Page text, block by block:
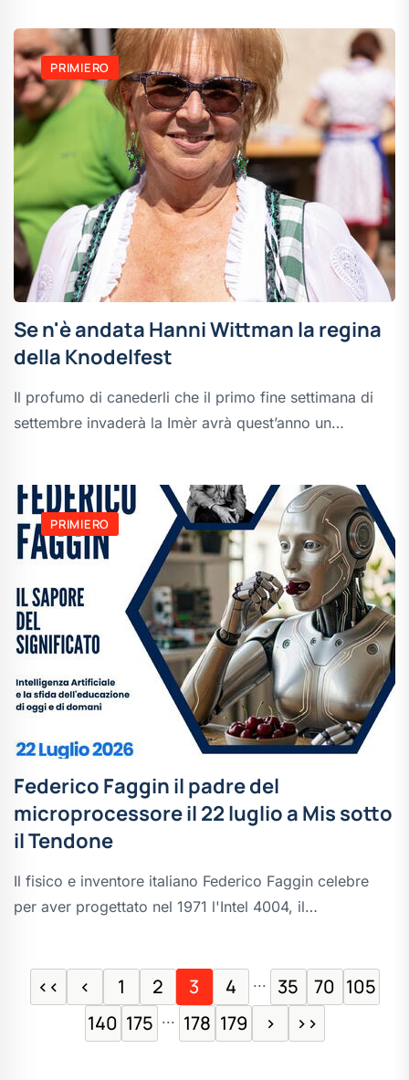
PRIMIERO
Se n'è andata Hanni Wittman la regina
della Knodelfest
Il profumo di canederli che il primo fine settimana di
settembre invaderà la Imèr avrà quest’anno un…
PRIMIERO
Federico Faggin il padre del
microprocessore il 22 luglio a Mis sotto
il Tendone
Il fisico e inventore italiano Federico Faggin celebre
per aver progettato nel 1971 l'Intel 4004, il…
<< < 1 2 3 4 ... 35 70 105
140 175 ... 178 179 > >>